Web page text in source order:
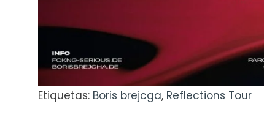
Etiquetas: Boris brejcga, Reflections Tour